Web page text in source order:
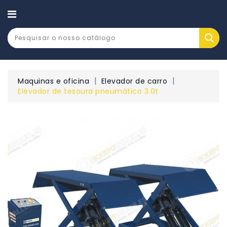
CATEGORY
Maquinas e oficina
Elevador de carro
Elevador de tesoura pneumático 3.0t